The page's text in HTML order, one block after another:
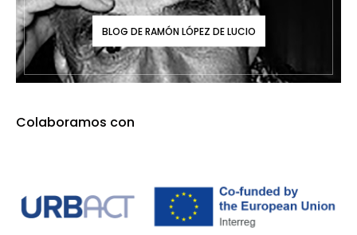
BLOG DE RAMÓN LÓPEZ DE LUCIO
Colaboramos con